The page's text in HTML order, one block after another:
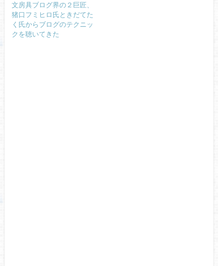
文房具ブログ界の２巨匠、
猪口フミヒロ氏ときだてた
く氏からブログのテクニッ
クを聴いてきた